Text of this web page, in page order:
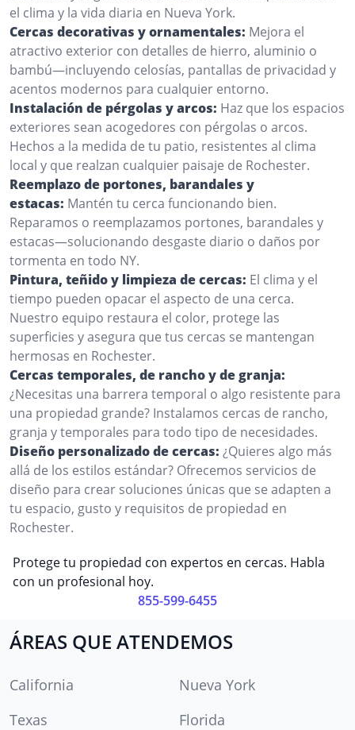
el clima y la vida diaria en Nueva York.
Cercas decorativas y ornamentales: Mejora el
atractivo exterior con detalles de hierro, aluminio o
bambú—incluyendo celosías, pantallas de privacidad y
acentos modernos para cualquier entorno.
Instalación de pérgolas y arcos: Haz que los espacios
exteriores sean acogedores con pérgolas o arcos.
Hechos a la medida de tu patio, resistentes al clima
local y que realzan cualquier paisaje de Rochester.
Reemplazo de portones, barandales y
estacas: Mantén tu cerca funcionando bien.
Reparamos o reemplazamos portones, barandales y
estacas—solucionando desgaste diario o daños por
tormenta en todo NY.
Pintura, teñido y limpieza de cercas: El clima y el
tiempo pueden opacar el aspecto de una cerca.
Nuestro equipo restaura el color, protege las
superficies y asegura que tus cercas se mantengan
hermosas en Rochester.
Cercas temporales, de rancho y de granja:
¿Necesitas una barrera temporal o algo resistente para
una propiedad grande? Instalamos cercas de rancho,
granja y temporales para todo tipo de necesidades.
Diseño personalizado de cercas: ¿Quieres algo más
allá de los estilos estándar? Ofrecemos servicios de
diseño para crear soluciones únicas que se adapten a
tu espacio, gusto y requisitos de propiedad en
Rochester.
Protege tu propiedad con expertos en cercas. Habla
con un profesional hoy.
855-599-6455
ÁREAS QUE ATENDEMOS
California
Nueva York
Texas
Florida